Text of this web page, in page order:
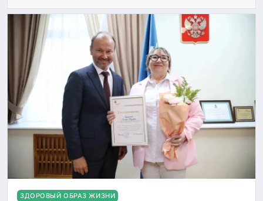
ЗДОРОВЫЙ ОБРАЗ ЖИЗНИ